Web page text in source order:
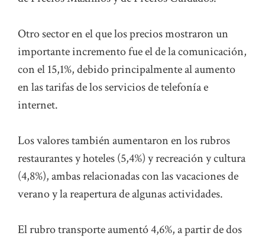
Otro sector en el que los precios mostraron un
importante incremento fue el de la comunicación,
con el 15,1%, debido principalmente al aumento
en las tarifas de los servicios de telefonía e
internet.
Los valores también aumentaron en los rubros
restaurantes y hoteles (5,4%) y recreación y cultura
(4,8%), ambas relacionadas con las vacaciones de
verano y la reapertura de algunas actividades.
El rubro transporte aumentó 4,6%, a partir de dos